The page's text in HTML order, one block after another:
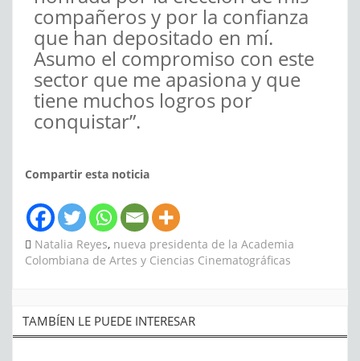
compañeros y por la confianza
que han depositado en mí.
Asumo el compromiso con este
sector que me apasiona y que
tiene muchos logros por
conquistar”.
Compartir esta noticia
Natalia Reyes, nueva presidenta de la Academia
Colombiana de Artes y Ciencias Cinematográficas
TAMBÍEN LE PUEDE INTERESAR